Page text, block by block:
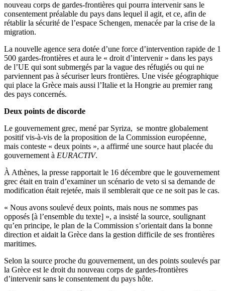
nouveau corps de gardes-frontières qui pourra intervenir sans le
consentement préalable du pays dans lequel il agit, et ce, afin de
rétablir la sécurité de l’espace Schengen, menacée par la crise de la
migration.
La nouvelle agence sera dotée d’une force d’intervention rapide de 1
500 gardes-frontières et aura le « droit d’intervenir » dans les pays
de l’UE qui sont submergés par la vague des réfugiés ou qui ne
parviennent pas à sécuriser leurs frontières. Une visée géographique
qui place la Grèce mais aussi l’Italie et la Hongrie au premier rang
des pays concernés.
Deux points de discorde
Le gouvernement grec, mené par Syriza, se montre globalement
positif vis-à-vis de la proposition de la Commission européenne,
mais conteste « deux points », a affirmé une source haut placée du
gouvernement à EURACTIV.
À Athènes, la presse rapportait le 16 décembre que le gouvernement
grec était en train d’examiner un scénario de veto si sa demande de
modification était rejetée, mais il semblerait que ce ne soit pas le cas.
« Nous avons soulevé deux points, mais nous ne sommes pas
opposés [à l’ensemble du texte] », a insisté la source, soulignant
qu’en principe, le plan de la Commission s’orientait dans la bonne
direction et aidait la Grèce dans la gestion difficile de ses frontières
maritimes.
Selon la source proche du gouvernement, un des points soulevés par
la Grèce est le droit du nouveau corps de gardes-frontières
d’intervenir sans le consentement du pays hôte.